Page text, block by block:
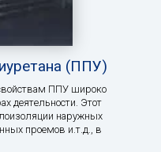
(ППУ)
ППУ широко
деятельности. Этот
наружных
проемов и.т.д., в